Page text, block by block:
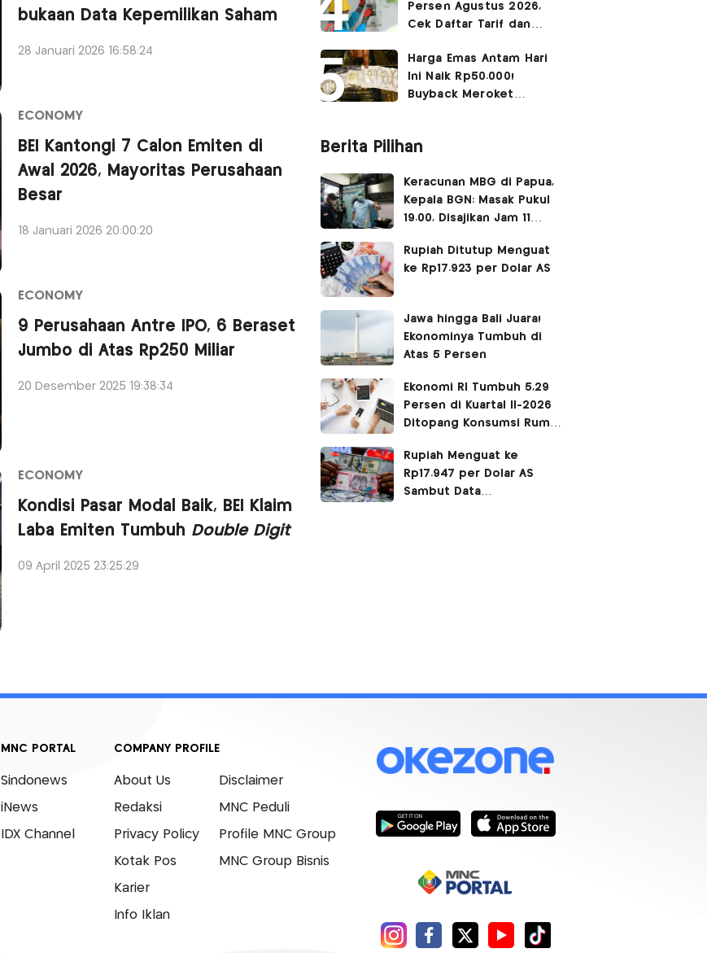
bukaan Data Kepemilikan Saham
28 Januari 2026 16:58:24
ECONOMY
BEI Kantongi 7 Calon Emiten di
Awal 2026, Mayoritas Perusahaan
Besar
18 Januari 2026 20:00:20
ECONOMY
9 Perusahaan Antre IPO, 6 Beraset
Jumbo di Atas Rp250 Miliar
20 Desember 2025 19:38:34
ECONOMY
Kondisi Pasar Modal Baik, BEI Klaim
Laba Emiten Tumbuh Double Digit
09 April 2025 23:25:29
Persen Agustus 2026,
Cek Daftar Tarif dan
Harga Emas Antam Hari
Ini Naik Rp50.000!
Buyback Meroket
Berita Pilihan
Keracunan MBG di Papua,
Kepala BGN: Masak Pukul
19.00, Disajikan Jam 11
Rupiah Ditutup Menguat
ke Rp17.923 per Dolar AS
Jawa hingga Bali Juara!
Ekonominya Tumbuh di
Atas 5 Persen
Ekonomi RI Tumbuh 5,29
Persen di Kuartal II-2026
Ditopang Konsumsi Rumah
Rupiah Menguat ke
Rp17.947 per Dolar AS
Sambut Data
MNC PORTAL
Sindonews
iNews
IDX Channel
COMPANY PROFILE
About Us
Redaksi
Privacy Policy
Kotak Pos
Karier
Info Iklan
Disclaimer
MNC Peduli
Profile MNC Group
MNC Group Bisnis